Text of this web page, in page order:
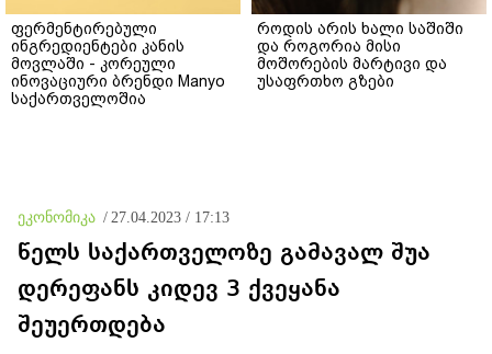
ფერმენტირებული
ინგრედიენტები კანის
მოვლაში - კორეული
ინოვაციური ბრენდი Manyo
საქართველოშია
როდის არის ხალი საშიში
და როგორია მისი
მოშორების მარტივი და
უსაფრთხო გზები
ეკონომიკა / 27.04.2023 / 17:13
წელს საქართველოზე გამავალ შუა
დერეფანს კიდევ 3 ქვეყანა
შეუერთდება